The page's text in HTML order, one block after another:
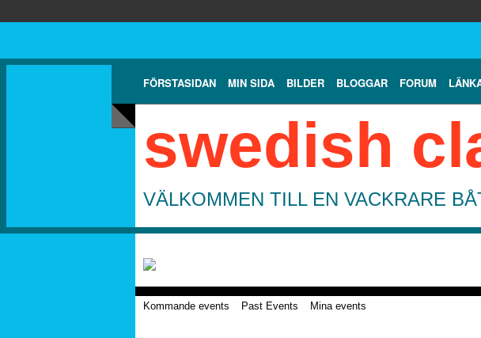
FÖRSTASIDAN MIN SIDA BILDER BLOGGAR FORUM
swedish
VÄLKOMMEN TILL EN VACKRARE
Kommande events Past Events Mina events